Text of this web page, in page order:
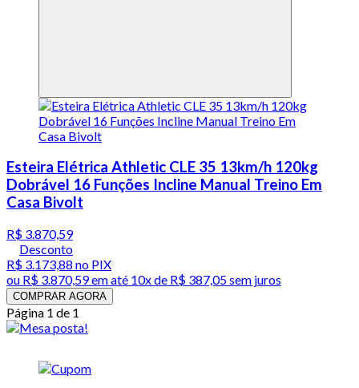
Esteira Elétrica Athletic CLE 35 13km/h 120kg
Dobrável 16 Funções Incline Manual Treino Em
Casa Bivolt
R$ 3.870,59
Desconto
R$ 3.173,88 no PIX
ou R$ 3.870,59em até 10x de R$ 387,05 sem juros
COMPRAR AGORA
Página 1 de 1